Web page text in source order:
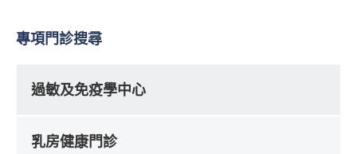
專項門診搜尋
過敏及免疫學中心
乳房健康門診